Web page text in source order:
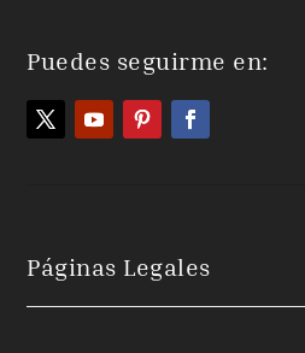
Puedes seguirme en:
Páginas Legales